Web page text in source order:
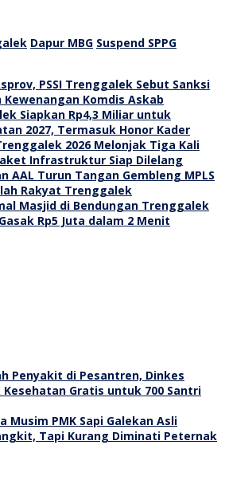
Dapur MBG Suspend SPPG
PSSI Trenggalek Sebut Sanksi
Kewenangan Komdis Askab
Siapkan Rp4,3 Miliar untuk
2027, Termasuk Honor Kader
2026 Melonjak Tiga Kali
Infrastruktur Siap Dilelang
AAL Turun Tangan Gembleng MPLS
Rakyat Trenggalek
Masjid di Bendungan Trenggalek
Rp5 Juta dalam 2 Menit
Penyakit di Pesantren, Dinkes
Gratis untuk 700 Santri
Musim PMK Sapi Galekan Asli
Tapi Kurang Diminati Peternak